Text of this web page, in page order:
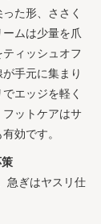
た形、ささく
ムは少量を爪
ィッシュオフ
手元に集まり
エッジを軽く
ットケアはサ
効です。
急ぎはヤスリ仕